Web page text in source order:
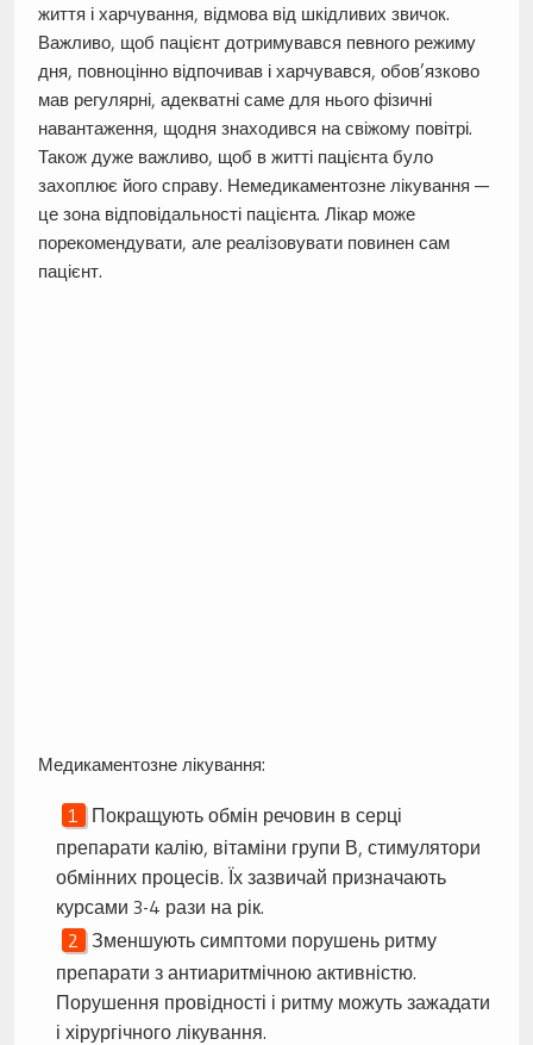
життя і харчування, відмова від шкідливих звичок.
Важливо, щоб пацієнт дотримувався певного режиму
дня, повноцінно відпочивав і харчувався, обов’язково
мав регулярні, адекватні саме для нього фізичні
навантаження, щодня знаходився на свіжому повітрі.
Також дуже важливо, щоб в житті пацієнта було
захоплює його справу. Немедикаментозне лікування —
це зона відповідальності пацієнта. Лікар може
порекомендувати, але реалізовувати повинен сам
пацієнт.
Медикаментозне лікування:
Покращують обмін речовин в серці
препарати калію, вітаміни групи В, стимулятори
обмінних процесів. Їх зазвичай призначають
курсами 3-4 рази на рік.
Зменшують симптоми порушень ритму
препарати з антиаритмічною активністю.
Порушення провідності і ритму можуть зажадати
і хірургічного лікування.